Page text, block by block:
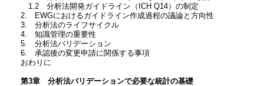
1.2 分析法開発ガイドライン（ICH Q14）の制定
2. EWGにおけるガイドライン作成過程の議論と方向性
3. 分析法のライフサイクル
4. 知識管理の重要性
5. 分析法バリデーション
6. 承認後の変更申請に関係する事項
おわりに
第3章 分析法バリデーションで必要な統計の基礎